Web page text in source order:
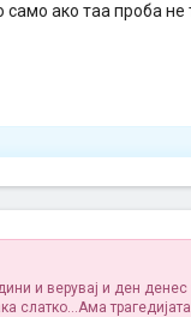
ако таа проба
и верувај и ден
слатко...Ама